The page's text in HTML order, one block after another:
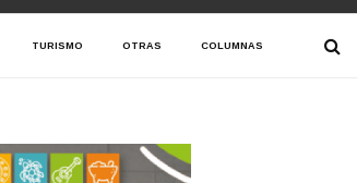
TURISMO OTRAS COLUMNAS